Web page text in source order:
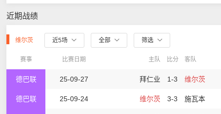
近期战绩
维尔茨 近5场 全部 筛选
赛事 比赛日期 主队 比分 客队
德巴联 25-09-27 拜仁业 1-3 维尔茨
德巴联 25-09-24 维尔茨 3-3 施瓦本